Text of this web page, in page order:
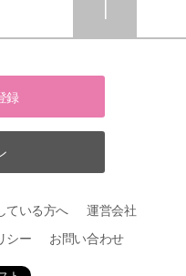
録
ている方へ
運営会社
シー お問い合わせ